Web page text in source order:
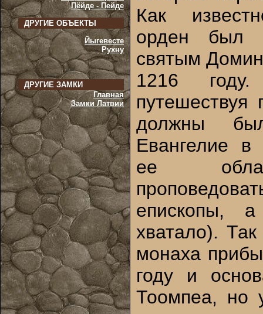
Пёйде - Пейде
ДРУГИЕ ОБЪЕКТЫ
Йыгевесте
Рухну
ДРУГИЕ ЗАМКИ
Главная
Замки Латвии
Как
орден был
святым
1216
должны
Евангелие
ее
епископы,
хватало).
монаха
году и
Тоомпеа, но